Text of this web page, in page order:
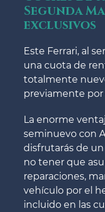
Segunda
exclusivos
Este Ferrari, al
una cuota de
totalmente
previamente
La enorme
seminuevo con
disfrutarás de
no tener que
reparaciones,
vehículo por el
incluido en las